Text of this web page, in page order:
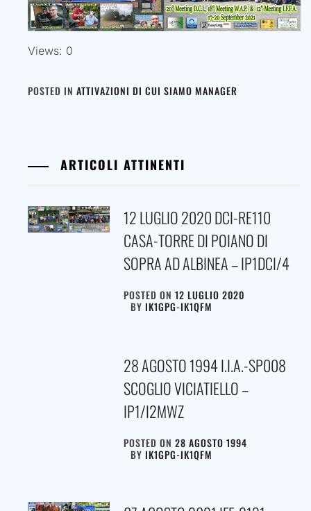
Views: 0
POSTED IN ATTIVAZIONI DI CUI SIAMO MANAGER
ARTICOLI ATTINENTI
12 LUGLIO 2020 DCI-RE110
CASA-TORRE DI POIANO DI
SOPRA AD ALBINEA – IP1DCI/4
POSTED ON 12 LUGLIO 2020
BY IK1GPG-IK1QFM
28 AGOSTO 1994 I.I.A.-SP008
SCOGLIO VICIATIELLO –
IP1/I2MWZ
POSTED ON 28 AGOSTO 1994
BY IK1GPG-IK1QFM